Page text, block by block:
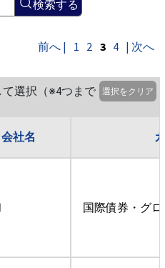
検索する
前へ | 1 2 3 4 | 次へ
選択（※4つまで
選択をクリア
会社名
国際債券・グ